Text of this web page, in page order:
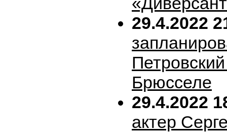
29.4.2022
Брюсселе
29.4.2022
актер